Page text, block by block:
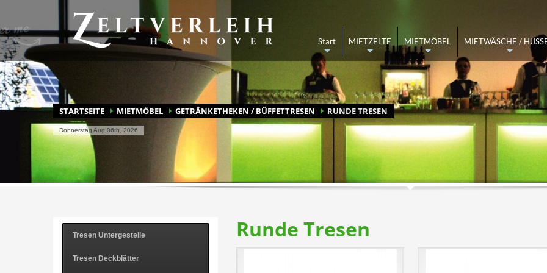
BLITZSCHNELL ZU IHREM ANGEBOT
Durchs Mietprogramm stöbern Merkzettel ausfüllen und abschicken Angebot kommt per Mail
Haben Sie Fragen? Wenn Sie die Antwort nicht hier finden, rufen Sie 05137-8211870 an oder schreiben Sie uns aninfo@zeltverleih-
+
Start
+
MIETZELTE
+
MIETMÖBEL
+
MIETWÄSCHE /
STARTSEITE MIETMÖBEL GETRÄNKETHEKEN / BÜFFETTRESEN RUNDE TRESEN
Donnerstag Aug 06th, 2026
Tresen Untergestelle
Tresen Deckblätter
Runde Tresen